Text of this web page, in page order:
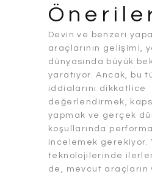
Devin ve benzeri
araçlarının gelişimi,
dünyasında büyük
yaratıyor. Ancak, bu
iddialarını dikkatlice
değerlendirmek,
yapmak ve gerçek
koşullarında
incelemek gerekiyor.
teknolojilerinde
de, mevcut araçların